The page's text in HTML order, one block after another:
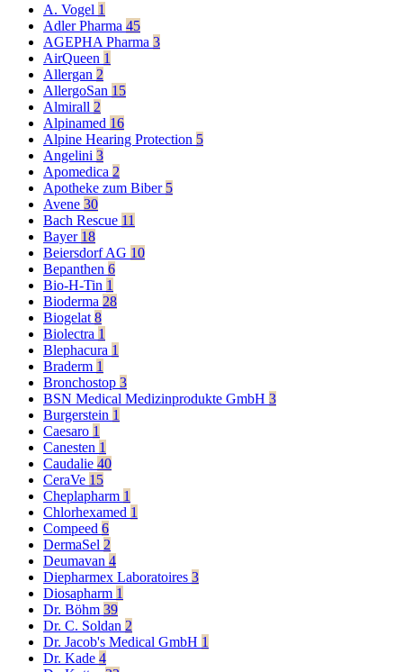
A. Vogel 1
Adler Pharma 45
AGEPHA Pharma 3
AirQueen 1
Allergan 2
AllergoSan 15
Almirall 2
Alpinamed 16
Alpine Hearing Protection 5
Angelini 3
Apomedica 2
Apotheke zum Biber 5
Avene 30
Bach Rescue 11
Bayer 18
Beiersdorf AG 10
Bepanthen 6
Bio-H-Tin 1
Bioderma 28
Biogelat 8
Biolectra 1
Blephacura 1
Braderm 1
Bronchostop 3
BSN Medical Medizinprodukte GmbH 3
Burgerstein 1
Caesaro 1
Canesten 1
Caudalie 40
CeraVe 15
Cheplapharm 1
Chlorhexamed 1
Compeed 6
DermaSel 2
Deumavan 4
Diepharmex Laboratoires 3
Diosapharm 1
Dr. Böhm 39
Dr. C. Soldan 2
Dr. Jacob's Medical GmbH 1
Dr. Kade 4